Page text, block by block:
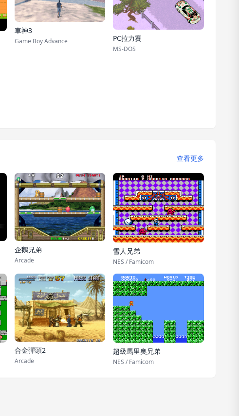
車神3
Game Boy Advance PC拉力賽
MS-DOS
查看更多
企鵝兄弟
Arcade
雪人兄弟
NES / Famicom
合金彈頭2
Arcade
超級馬里奧兄弟
NES / Famicom